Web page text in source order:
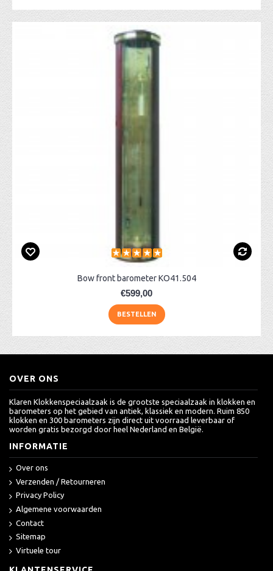
Bow front barometer KO41.504
€599,00
BESTELLEN
OVER ONS
Klaren Klokkenspeciaalzaak is de grootste speciaalzaak in klokken en
barometers op het gebied van antiek, klassiek en modern. Ruim 850
klokken en 300 barometers zijn direct uit voorraad leverbaar of
worden gratis bezorgd door heel Nederland en België.
INFORMATIE
Over ons
Verzenden / Retourneren
Privacy Policy
Algemene voorwaarden
Contact
Sitemap
Virtuele tour